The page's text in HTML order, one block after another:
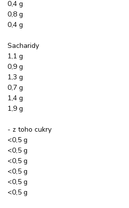
0,4 g
0,8 g
0,4 g
Sacharidy
1,1 g
0,9 g
1,3 g
0,7 g
1,4 g
1,9 g
- z toho cukry
<0,5 g
<0,5 g
<0,5 g
<0,5 g
<0,5 g
<0,5 g